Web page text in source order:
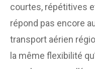
courtes, répétitives
répond pas encore
transport aérien
la même flexibilité